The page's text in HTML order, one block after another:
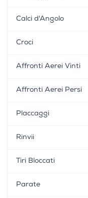
Calci d'Angolo
Croci
Affronti Aerei Vinti
Affronti Aerei Persi
Placcaggi
Rinvii
Tiri Bloccati
Parate